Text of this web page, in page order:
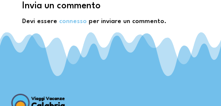
Invia un commento
Devi essere connesso per inviare un commento.